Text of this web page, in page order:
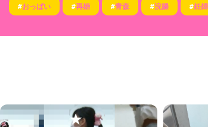
#おっぱい #再婚 #青森 #浣腸 #妊婦